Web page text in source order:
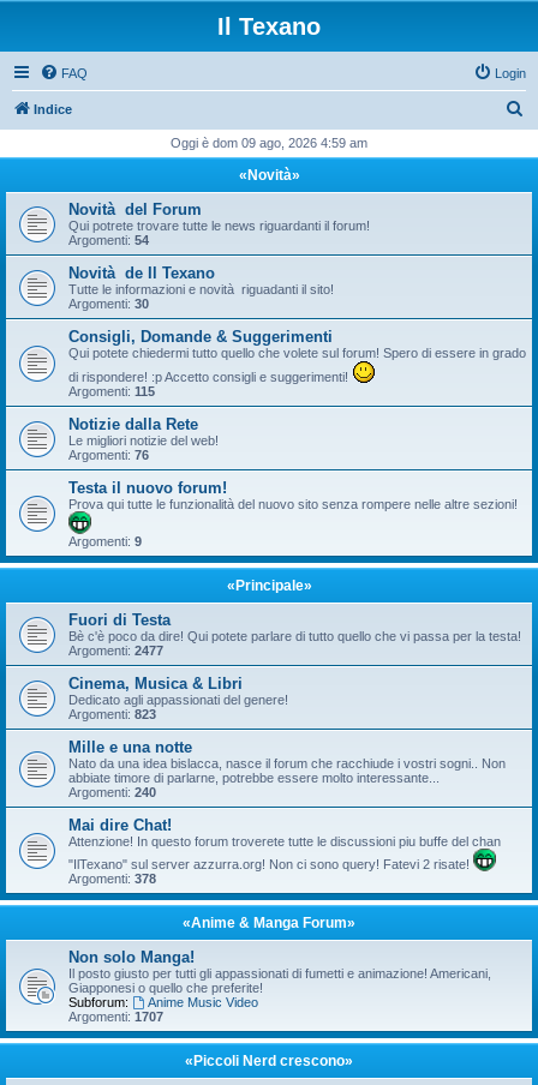
Il Texano
FAQ Login
Indice
c
Oggi è dom 09 ago, 2026 4:59 am
«Novità»
Novità del Forum
Qui potrete trovare tutte le news riguardanti il forum!
Argomenti: 54
Novità de Il Texano
Tutte le informazioni e novità riguadanti il sito!
Argomenti: 30
Consigli, Domande & Suggerimenti
Qui potete chiedermi tutto quello che volete sul forum! Spero di essere in grado
di rispondere! :p Accetto consigli e suggerimenti!
Argomenti: 115
Notizie dalla Rete
Le migliori notizie del web!
Argomenti: 76
Testa il nuovo forum!
Prova qui tutte le funzionalità del nuovo sito senza rompere nelle altre sezioni!
Argomenti: 9
«Principale»
Fuori di Testa
Bè c'è poco da dire! Qui potete parlare di tutto quello che vi passa per la testa!
Argomenti: 2477
Cinema, Musica & Libri
Dedicato agli appassionati del genere!
Argomenti: 823
Mille e una notte
Nato da una idea bislacca, nasce il forum che racchiude i vostri sogni.. Non
abbiate timore di parlarne, potrebbe essere molto interessante...
Argomenti: 240
Mai dire Chat!
Attenzione! In questo forum troverete tutte le discussioni piu buffe del chan
"IlTexano" sul server azzurra.org! Non ci sono query! Fatevi 2 risate!
Argomenti: 378
«Anime & Manga Forum»
Non solo Manga!
Il posto giusto per tutti gli appassionati di fumetti e animazione! Americani,
Giapponesi o quello che preferite!
Subforum:
Anime Music Video
Argomenti: 1707
«Piccoli Nerd crescono»